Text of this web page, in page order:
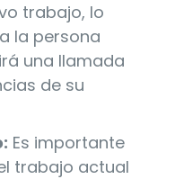
trabajo, lo
la persona
una llamada
de su
Es importante
trabajo actual